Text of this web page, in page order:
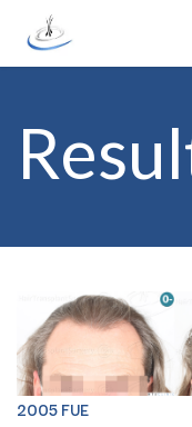
Skip to Content
2005 FUE